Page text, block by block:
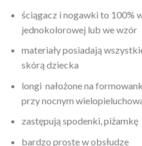
ściągacz i nogawki to 100%
jednokolorowej lub we wzór
materiały posiadają
skórą dziecka
longi nałożone na
przy nocnym
zastępują spodenki, piżamkę
bardzo proste w obsłudze